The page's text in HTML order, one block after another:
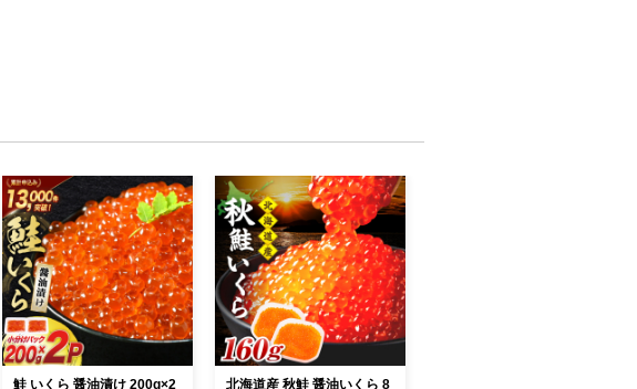
鮭 いくら 醤油漬け 200g×2 北海道産 秋鮭 醤油いくら 8